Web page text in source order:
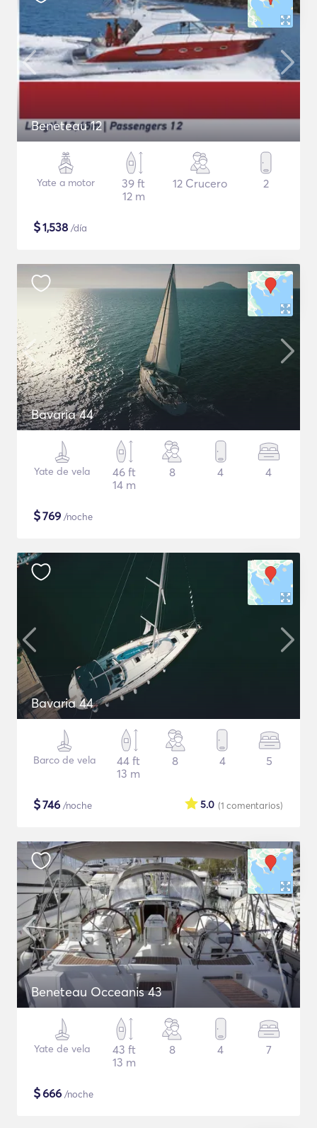
Beneteau 12
Yate a motor
39 ft
12 m
12 Crucero 2
$1,538 /día
Bavaria 44
Yate de vela
46 ft
14 m
8 4 4
$769 /noche
Bavaria 44
Barco de vela
44 ft
13 m
8 4 5
$746 /noche (1 comentarios)
5.0
Beneteau Occeanis 43
Yate de vela
43 ft
13 m
8 4 7
$666 /noche